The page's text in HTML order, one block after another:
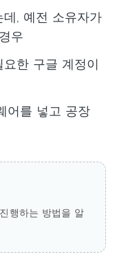
, 예전 소유자가
우
한 구글 계정이
어를 넣고 공장
진행하는 방법을 알